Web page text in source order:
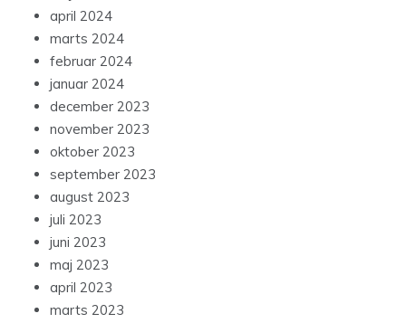
april 2024
marts 2024
februar 2024
januar 2024
december 2023
november 2023
oktober 2023
september 2023
august 2023
juli 2023
juni 2023
maj 2023
april 2023
marts 2023